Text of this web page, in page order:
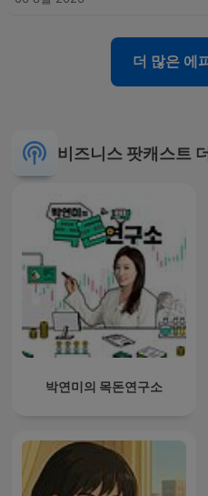
더 많은 에
비즈니스 팟캐스트
박연미의 목돈연구소